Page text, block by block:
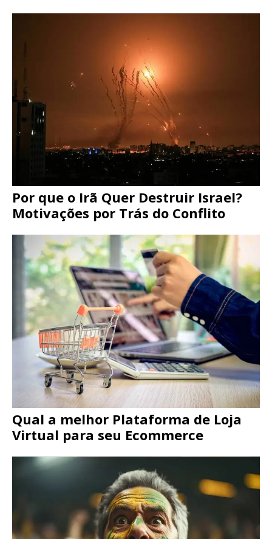
Por que o Irã Quer Destruir Israel?
Motivações por Trás do Conflito
Qual a melhor Plataforma de Loja
Virtual para seu Ecommerce